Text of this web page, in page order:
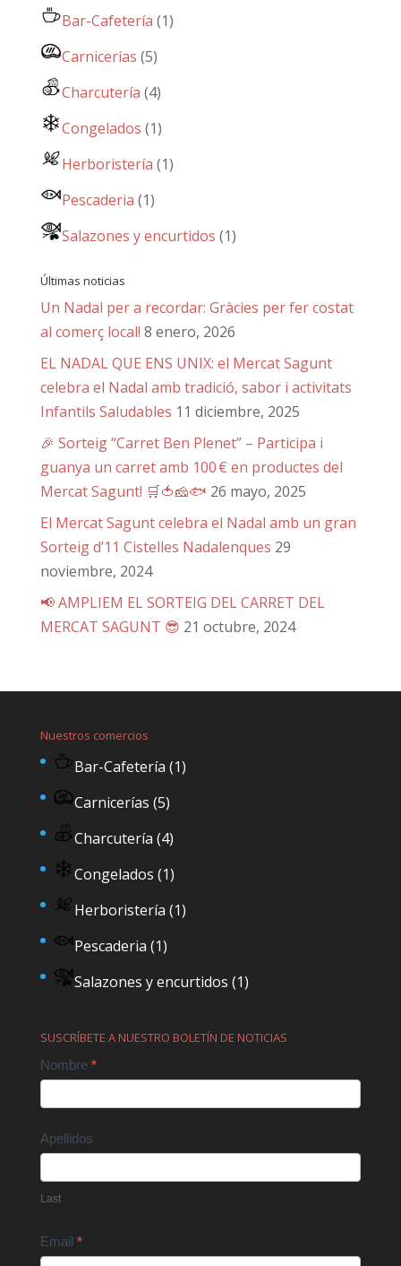
Bar-Cafetería (1)
Carnicerías (5)
Charcutería (4)
Congelados (1)
Herboristería (1)
Pescaderia (1)
Salazones y encurtidos (1)
Últimas noticias
Un Nadal per a recordar: Gràcies per fer costat
al comerç local! 8 enero, 2026
EL NADAL QUE ENS UNIX: el Mercat Sagunt
celebra el Nadal amb tradició, sabor i activitats
Infantils Saludables 11 diciembre, 2025
🎉 Sorteig “Carret Ben Plenet” – Participa i
guanya un carret amb 100 € en productes del
Mercat Sagunt! 🛒🍅🧀🐟 26 mayo, 2025
El Mercat Sagunt celebra el Nadal amb un gran
Sorteig d’11 Cistelles Nadalenques 29
noviembre, 2024
📢 AMPLIEM EL SORTEIG DEL CARRET DEL
MERCAT SAGUNT 😎 21 octubre, 2024
Nuestros comercios
Bar-Cafetería (1)
Carnicerías (5)
Charcutería (4)
Congelados (1)
Herboristería (1)
Pescaderia (1)
Salazones y encurtidos (1)
SUSCRÍBETE A NUESTRO BOLETÍN DE NOTICIAS
Contact
Nombre *
Apellidos
Last
Email *